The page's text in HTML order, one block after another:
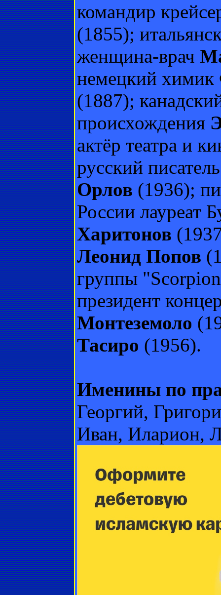
командир
(1855);
женщина-врач
немецкий химик
(1887);
происхождения
актёр театра и
русский
Орлов (1936);
России лауреат
Харитонов
Леонид Попов
группы
президент
Монтеземоло
Тасиро (1956).
Именины по
Георгий,
Иван, Иларион,